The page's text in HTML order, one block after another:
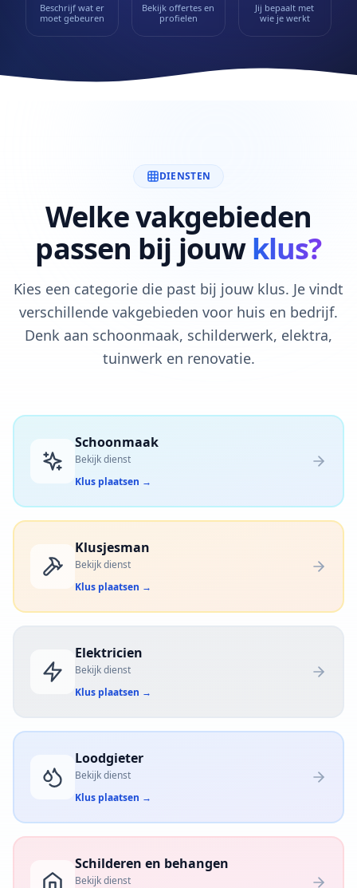
Beschrijf wat er
moet gebeuren
Bekijk offertes en
profielen
Jij bepaalt met
wie je werkt
DIENSTEN
Welke vakgebieden
passen bij jouw klus?
Kies een categorie die past bij jouw klus. Je vindt
verschillende vakgebieden voor huis en bedrijf.
Denk aan schoonmaak, schilderwerk, elektra,
tuinwerk en renovatie.
Schoonmaak
Bekijk dienst
Klus plaatsen →
Klusjesman
Bekijk dienst
Klus plaatsen →
Elektricien
Bekijk dienst
Klus plaatsen →
Loodgieter
Bekijk dienst
Klus plaatsen →
Schilderen en behangen
Bekijk dienst